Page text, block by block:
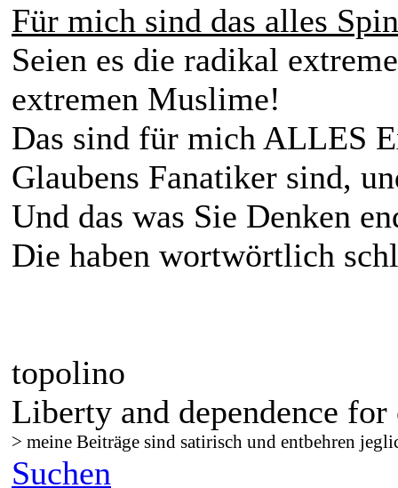
Für mich sind das alles
Seien es die radikal
extremen Muslime!
Das sind für mich ALLES
Glaubens Fanatiker sind,
Und das was Sie Denken
Die haben wortwörtlich
topolino
Liberty and dependence for
> meine Beiträge sind satirisch und entbehren
Suchen